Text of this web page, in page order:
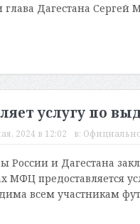
глава Дагестана Сергей
услугу по
2024 в 12:02 в:
и Дагестана
МФЦ предоставляется
всем участникам